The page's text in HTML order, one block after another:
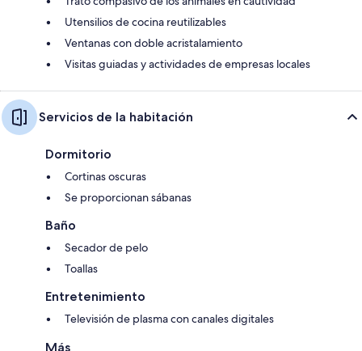
Utensilios de cocina reutilizables
Ventanas con doble acristalamiento
Visitas guiadas y actividades de empresas locales
Servicios de la habitación
Dormitorio
Cortinas oscuras
Se proporcionan sábanas
Baño
Secador de pelo
Toallas
Entretenimiento
Televisión de plasma con canales digitales
Más